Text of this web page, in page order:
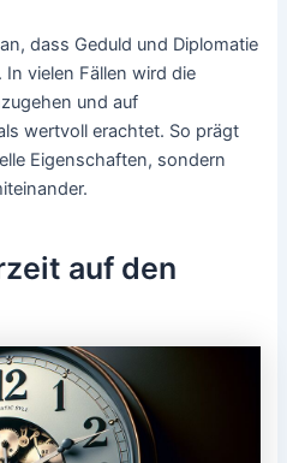
dass Geduld und Diplomatie
vielen Fällen wird die
und auf
wertvoll erachtet. So prägt
Eigenschaften, sondern
auf den